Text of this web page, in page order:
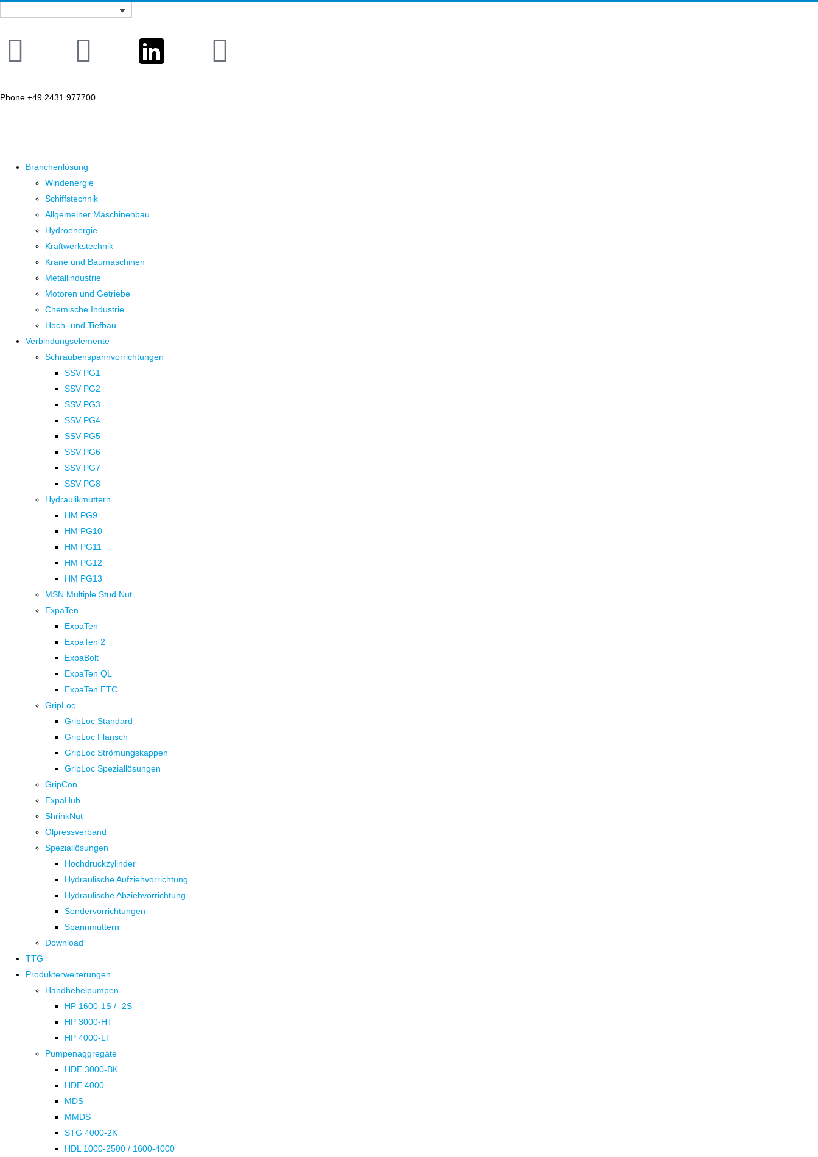
Phone +49 2431 977700
Branchenlösung
Windenergie
Schiffstechnik
Allgemeiner Maschinenbau
Hydroenergie
Kraftwerkstechnik
Krane und Baumaschinen
Metallindustrie
Motoren und Getriebe
Chemische Industrie
Hoch- und Tiefbau
Verbindungselemente
Schraubenspannvorrichtungen
SSV PG1
SSV PG2
SSV PG3
SSV PG4
SSV PG5
SSV PG6
SSV PG7
SSV PG8
Hydraulikmuttern
HM PG9
HM PG10
HM PG11
HM PG12
HM PG13
MSN Multiple Stud Nut
ExpaTen
ExpaTen
ExpaTen 2
ExpaBolt
ExpaTen QL
ExpaTen ETC
GripLoc
GripLoc Standard
GripLoc Flansch
GripLoc Strömungskappen
GripLoc Speziallösungen
GripCon
ExpaHub
ShrinkNut
Ölpressverband
Speziallösungen
Hochdruckzylinder
Hydraulische Aufziehvorrichtung
Hydraulische Abziehvorrichtung
Sondervorrichtungen
Spannmuttern
Download
TTG
Produkterweiterungen
Handhebelpumpen
HP 1600-1S / -2S
HP 3000-HT
HP 4000-LT
Pumpenaggregate
HDE 3000-BK
HDE 4000
MDS
MMDS
STG 4000-2K
HDL 1000-2500 / 1600-4000